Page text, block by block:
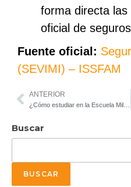
forma directa las
oficial de
Fuente oficial:
(SEVIMI) – ISSFAM
ANTERIOR
Buscar
BUSCAR